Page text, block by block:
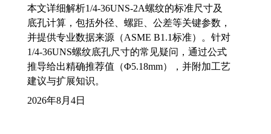
本文详细解析1/4-36UNS-2A螺纹的标准尺寸及
底孔计算，包括外径、螺距、公差等关键参数，
并提供专业数据来源（ASME B1.1标准）。针对
1/4-36UNS螺纹底孔尺寸的常见疑问，通过公式
推导给出精确推荐值（Φ5.18mm），并附加工艺
建议与扩展知识。
2026年8月4日